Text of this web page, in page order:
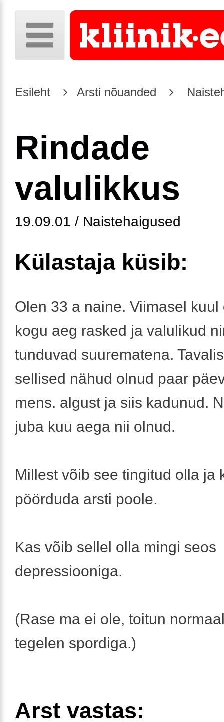
Esileht Arsti nõuanded
Rindade
valulikkus
19.09.01 / Naistehaigused
Külastaja küsib:
Olen 33 a naine. Viimasel kuul
kogu aeg rasked ja valulikud
tunduvad suurematena.
sellised nähud olnud paar
mens. algust ja siis kadunud.
juba kuu aega nii olnud.
Millest võib see tingitud olla ja
pöörduda arsti poole.
Kas võib sellel olla mingi seos
depressiooniga.
(Rase ma ei ole, toitun
tegelen spordiga.)
Arst vastas: